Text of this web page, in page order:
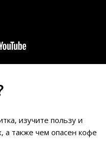
изучите пользу и
также чем опасен кофе